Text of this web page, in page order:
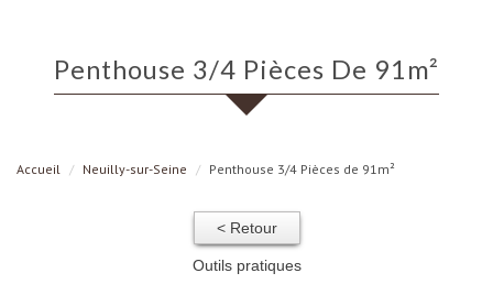
Penthouse 3/4 Pièces De 91m²
Accueil Neuilly-sur-Seine Penthouse 3/4 Pièces de 91m²
< Retour
Outils pratiques